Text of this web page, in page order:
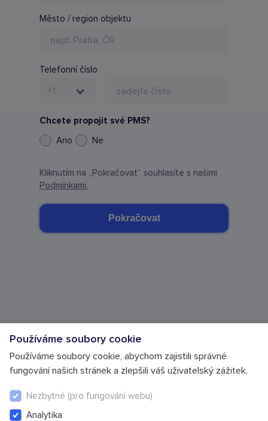
Město / region objektu
Telefonní číslo
+1
Chcete propojit své PMS?
Ano Ne
Kliknutím na „Pokračovat“ souhlasíte s našimi
Podmínkami.
Pokračovat
Obchodní podmínky
Zásady ochrany osobních údajů
Používáme soubory cookie
Používáme soubory cookie, abychom zajistili správné
fungování našich stránek a zlepšili váš uživatelský zážitek.
Nezbytné (pro fungování webu)
Analytika